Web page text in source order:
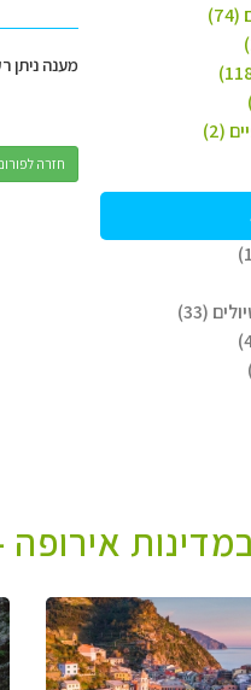
(2)
(33)
מענה ניתן
חזרה